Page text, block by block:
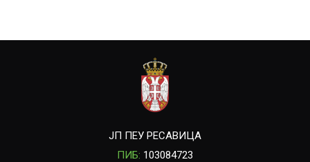
ЈП ПЕУ РЕСАВИЦА
ПИБ: 103084723